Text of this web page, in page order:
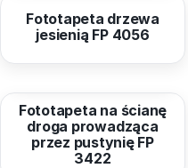
Fototapeta drzewa
jesienią FP 4056
od40,96 zł
Fototapeta na ścianę
droga prowadząca
przez pustynię FP
3422